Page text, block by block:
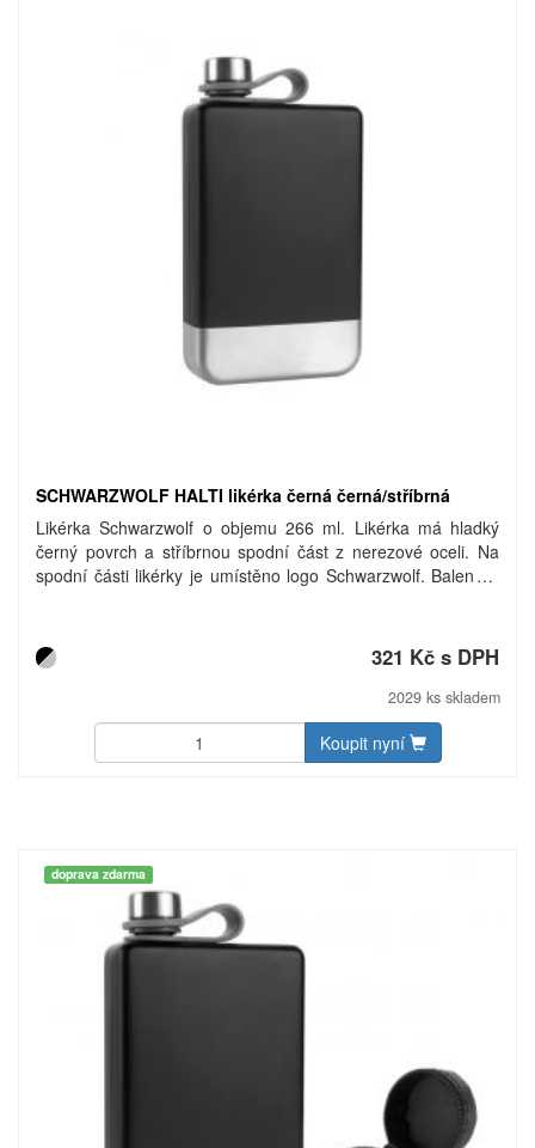
SCHWARZWOLF HALTI likérka černá černá/stříbrná
Likérka Schwarzwolf o objemu 266 ml. Likérka má hladký
černý povrch a stříbrnou spodní část z nerezové oceli. Na
spodní části likérky je umístěno logo Schwarzwolf. Baleno v
321 Kč s DPH
2029 ks skladem
Koupit nyní
doprava zdarma